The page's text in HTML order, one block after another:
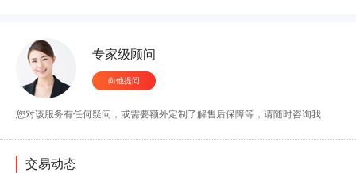
专家级顾问
向他提问
您对该服务有任何疑问，或需要额外定制了解售后保障等，请随时咨询我
交易动态
4小时前 136****5125成功申请艺术作品
3小时前 138****9512成功申请文字作品
2小时前 199****5586成功申请美术作品
1小时前 186****6588成功申请工程作品
7小时前 138****6558成功申请软件作品
6小时前 176****4998成功申请文字作品